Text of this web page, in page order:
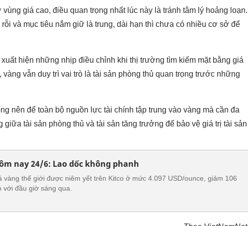
giá cao, điều quan trọng nhất lúc này là tránh tâm lý hoảng loạn.
và mục tiêu nắm giữ là trung, dài hạn thì chưa có nhiều cơ sở để
hiện những nhịp điều chỉnh khi thị trường tìm kiếm mặt bằng giá
vẫn duy trì vai trò là tài sản phòng thủ quan trọng trước những
nên để toàn bộ nguồn lực tài chính tập trung vào vàng mà cần đa
giữa tài sản phòng thủ và tài sản tăng trưởng để bảo vệ giá trị tài sản
nay 24/6: Lao dốc không phanh
vàng thế giới được niêm yết trên Kitco ở mức 4.097 USD/ounce, giảm 106
với đầu giờ sáng qua.